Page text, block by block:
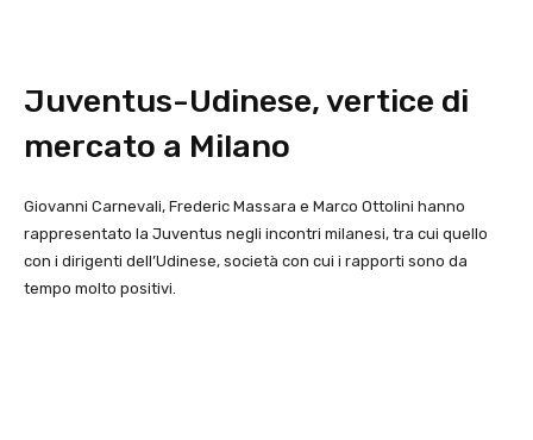
Juventus-Udinese, vertice di
mercato a Milano
Giovanni Carnevali, Frederic Massara e Marco Ottolini hanno
rappresentato la Juventus negli incontri milanesi, tra cui quello
con i dirigenti dell’Udinese, società con cui i rapporti sono da
tempo molto positivi.